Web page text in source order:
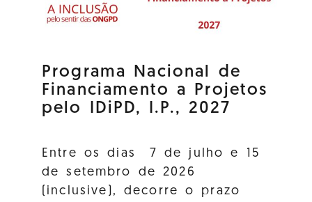
Programa Nacional de
Financiamento a Projetos
pelo IDiPD, I.P., 2027
Entre os dias 7 de julho e 15
de setembro de 2026
(inclusive), decorre o prazo